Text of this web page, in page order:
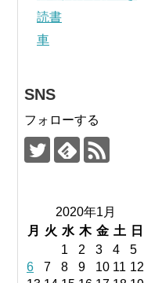
読書
車
SNS
フォローする
2020年1月
月
火 水 木 金 土
日
1
2 3 4
5
6
7 8 9 10 11 12